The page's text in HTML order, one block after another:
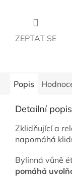
ZEPTAT SE
Popis
Detailní
Zklidňující a
napomáhá
Bylinná vůně
pomáhá